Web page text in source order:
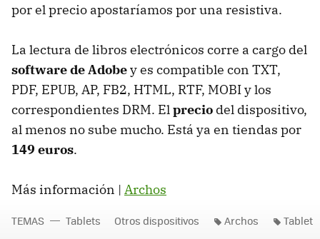
por el precio apostaríamos por una resistiva.
La lectura de libros electrónicos corre a cargo del
software de Adobey es compatible con TXT,
PDF, EPUB, AP, FB2, HTML, RTF, MOBIy los
correspondientes DRM. Elprecio del dispositivo,
al menos no sube mucho. Está ya en tiendas por
149 euros.
Más información | Archos
TEMAS Tablets Otros dispositivos Archos Tablet